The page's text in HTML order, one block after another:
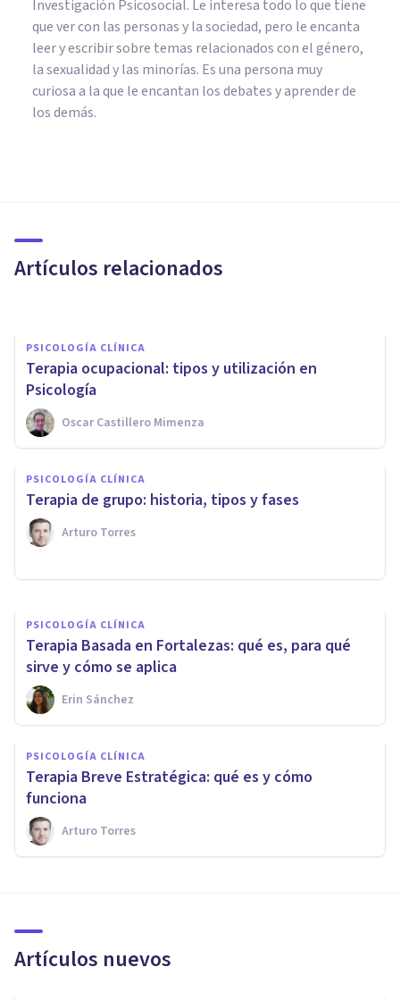
Investigación Psicosocial. Le interesa todo lo que tiene
que ver con las personas y la sociedad, pero le encanta
leer y escribir sobre temas relacionados con el género,
la sexualidad y las minorías. Es una persona muy
curiosa a la que le encantan los debates y aprender de
los demás.
Artículos relacionados
Ellis
PSICOLOGÍA CLÍNICA
Terapia ocupacional: tipos y utilización en
Psicología
Oscar Castillero Mimenza
PSICOLOGÍA CLÍNICA
Terapia de grupo: historia, tipos y fases
Arturo Torres
Terapia Basada en Procesos:
qué es y cómo funciona
PSICOLOGÍA CLÍNICA
Terapia Basada en Fortalezas: qué es, para qué
sirve y cómo se aplica
Erin Sánchez
PSICOLOGÍA CLÍNICA
Terapia Breve Estratégica: qué es y cómo
funciona
Arturo Torres
Artículos nuevos